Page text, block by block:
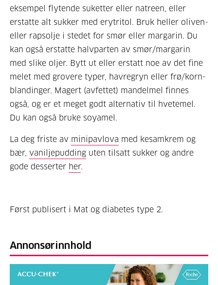
eksempel flytende suketter eller natreen, eller
erstatte alt sukker med erytritol. Bruk heller oliven-
eller rapsolje i stedet for smør eller margarin. Du
kan også erstatte halvparten av smør/margarin
med slike oljer. Bytt ut eller erstatt noe av det fine
melet med grovere typer, havregryn eller frø/korn-
blandinger. Magert (avfettet) mandelmel finnes
også, og er et meget godt alternativ til hvetemel.
Du kan også bruke soyamel.
La deg friste av minipavlova med kesamkrem og
bær, vaniljepudding uten tilsatt sukker og andre
gode desserter her.
Først publisert i Mat og diabetes type 2.
Annonsørinnhold